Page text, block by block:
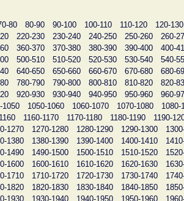
80 80-90 90-100 100-110 110-120 120-130
220-230 230-240 240-250 250-260 260-
360-370 370-380 380-390 390-400 400-
500-510 510-520 520-530 530-540 540-
640-650 650-660 660-670 670-680 680-
780-790 790-800 800-810 810-820 820-
920-930 930-940 940-950 950-960 960-
1050 1050-1060 1060-1070 1070-1080 1080-
1160-1170 1170-1180 1180-1190 1190-
1270 1270-1280 1280-1290 1290-1300
1380 1380-1390 1390-1400 1400-1410
1490 1490-1500 1500-1510 1510-1520
1600 1600-1610 1610-1620 1620-1630
1710 1710-1720 1720-1730 1730-1740
1820 1820-1830 1830-1840 1840-1850
1930 1930-1940 1940-1950 1950-1960